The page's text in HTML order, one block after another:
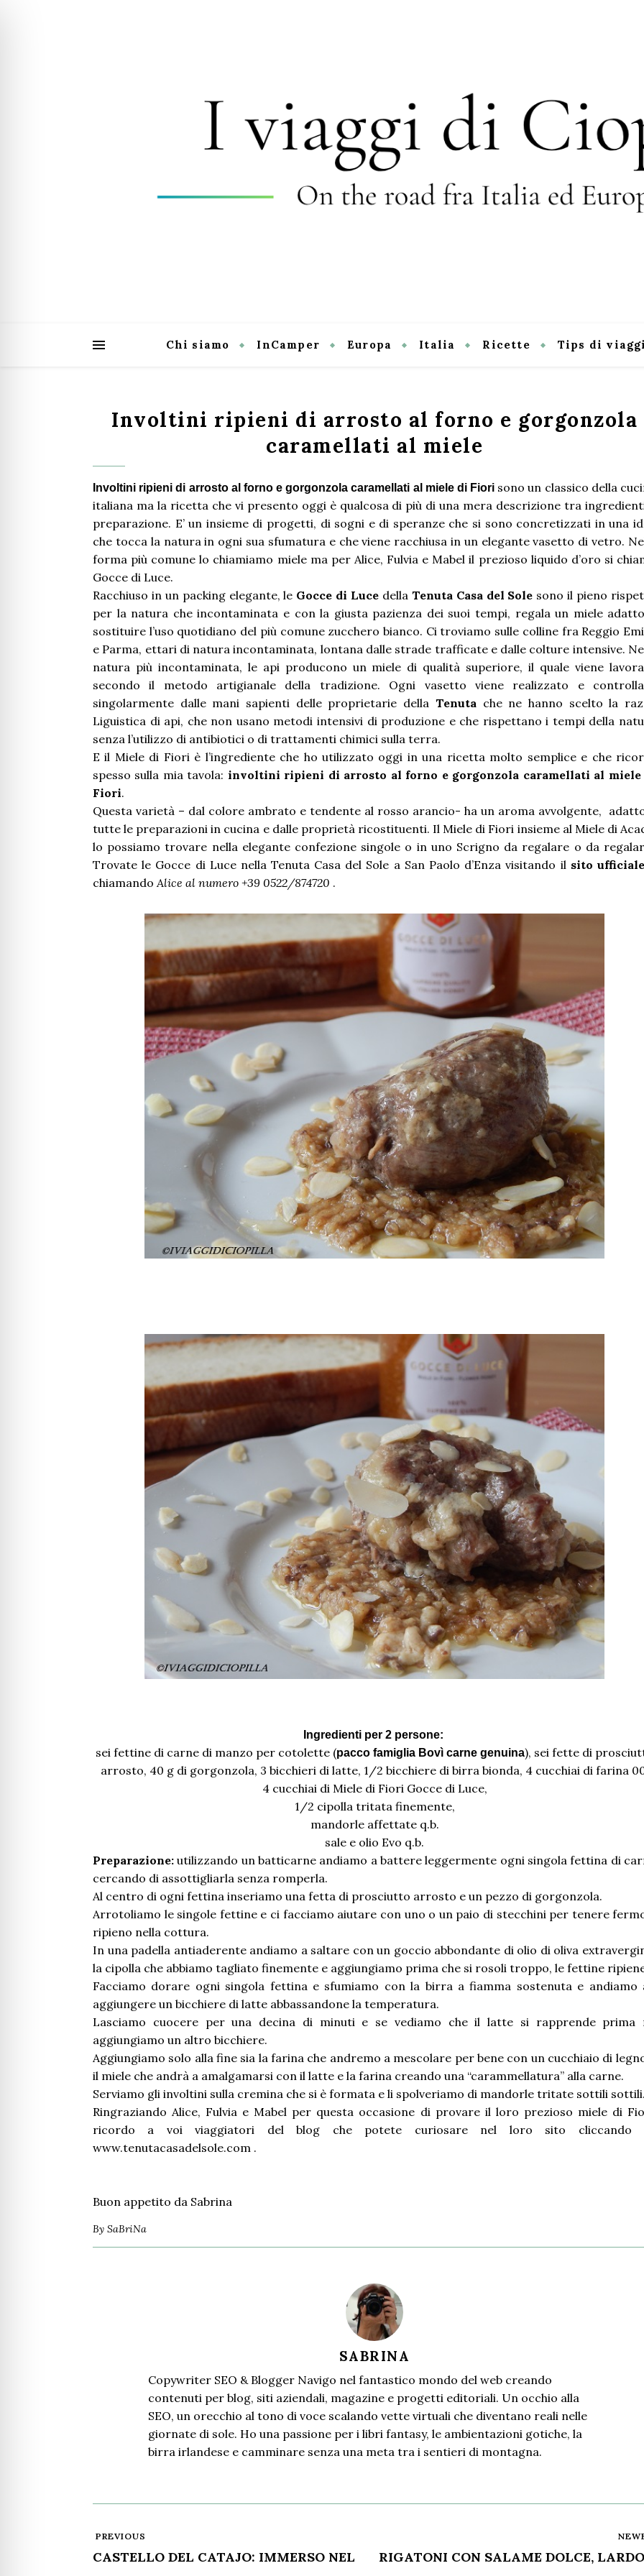
Chi siamo InCamper Europa Italia Ricette Tips di
Involtini ripieni di arrosto al forno e gorgonzola
caramellati al miele
Involtini ripieni di arrosto al forno e gorgonzola caramellati al miele di Fiori sono un classico della
italiana ma la ricetta che vi presento oggi è qualcosa di più di una mera descrizione tra
preparazione. E’ un insieme di progetti, di sogni e di speranze che si sono concretizzati in una
che tocca la natura in ogni sua sfumatura e che viene racchiusa in un elegante vasetto di vetro.
forma più comune lo chiamiamo miele ma per Alice, Fulvia e Mabel il prezioso liquido d’oro si
Gocce di Luce.
Racchiuso in un packing elegante, le Gocce di Luce della Tenuta Casa del Sole sono il pieno
per la natura che incontaminata e con la giusta pazienza dei suoi tempi, regala un miele
sostituire l’uso quotidiano del più comune zucchero bianco. Ci troviamo sulle colline fra Reggio
e Parma, ettari di natura incontaminata, lontana dalle strade trafficate e dalle colture intensive.
natura più incontaminata, le api producono un miele di qualità superiore, il quale viene
secondo il metodo artigianale della tradizione. Ogni vasetto viene realizzato e
singolarmente dalle mani sapienti delle proprietarie della Tenutache ne hanno scelto la
Liguistica di api, che non usano metodi intensivi di produzione e che rispettano i tempi della
senza l’utilizzo di antibiotici o di trattamenti chimici sulla terra.
E il Miele di Fiori è l’ingrediente che ho utilizzato oggi in una ricetta molto semplice e che
spesso sulla mia tavola: involtini ripieni di arrosto al forno e gorgonzola caramellati al miele
Fiori.
Questa varietà – dal colore ambrato e tendente al rosso arancio- ha un aroma avvolgente,
tutte le preparazioni in cucina e dalle proprietà ricostituenti. Il Miele di Fiori insieme al Miele di
lo possiamo trovare nella elegante confezione singole o in uno Scrigno da regalare o da
Trovate le Gocce di Luce nella Tenuta Casa del Sole a San Paolo d’Enza visitando il sito ufficiale
chiamandoAlice al numero +39 0522/874720 .
Ingredienti per 2 persone:
sei fettine di carne di manzo per cotolette (pacco famiglia Bovì carne genuina), sei fette di
arrosto, 40 g di gorgonzola, 3 bicchieri di latte, 1/2 bicchiere di birra bionda, 4 cucchiai di farina
4 cucchiai di Miele di Fiori Gocce di Luce,
1/2 cipolla tritata finemente,
mandorle affettate q.b.
sale e olio Evo q.b.
Preparazione:utilizzando un batticarne andiamo a battere leggermente ogni singola fettina di
cercando di assottigliarla senza romperla.
Al centro di ogni fettina inseriamo una fetta di prosciutto arrosto e un pezzo di gorgonzola.
Arrotoliamo le singole fettine e ci facciamo aiutare con uno o un paio di stecchini per tenere
ripieno nella cottura.
In una padella antiaderente andiamo a saltare con un goccio abbondante di olio di oliva
la cipolla che abbiamo tagliato finemente e aggiungiamo prima che si rosoli troppo, le fettine
Facciamo dorare ogni singola fettina e sfumiamo con la birra a fiamma sostenuta e andiamo
aggiungere un bicchiere di latte abbassandone la temperatura.
Lasciamo cuocere per una decina di minuti e se vediamo che il latte si rapprende prima
aggiungiamo un altro bicchiere.
Aggiungiamo solo alla fine sia la farina che andremo a mescolare per bene con un cucchiaio di
il miele che andrà a amalgamarsi con il latte e la farina creando una “carammellatura” alla carne.
Serviamo gli involtini sulla cremina che si è formata e li spolveriamo di mandorle tritate sottili sottili.
Ringraziando Alice, Fulvia e Mabel per questa occasione di provare il loro prezioso miele di
ricordo a voi viaggiatori del blog che potete curiosare nel loro sito cliccando
www.tenutacasadelsole.com .
Buon appetito da Sabrina
By SaBriNa
SABRINA
Copywriter SEO & Blogger Navigo nel fantastico mondo del web creando
contenuti per blog, siti aziendali, magazine e progetti editoriali. Un occhio alla
SEO, un orecchio al tono di voce scalando vette virtuali che diventano reali nelle
giornate di sole. Ho una passione per i libri fantasy, le ambientazioni gotiche, la
birra irlandese e camminare senza una meta tra i sentieri di montagna.
PREVIOUS
CASTELLO DEL CATAJO: IMMERSO NEL
RIGATONI CON SALAME DOLCE,